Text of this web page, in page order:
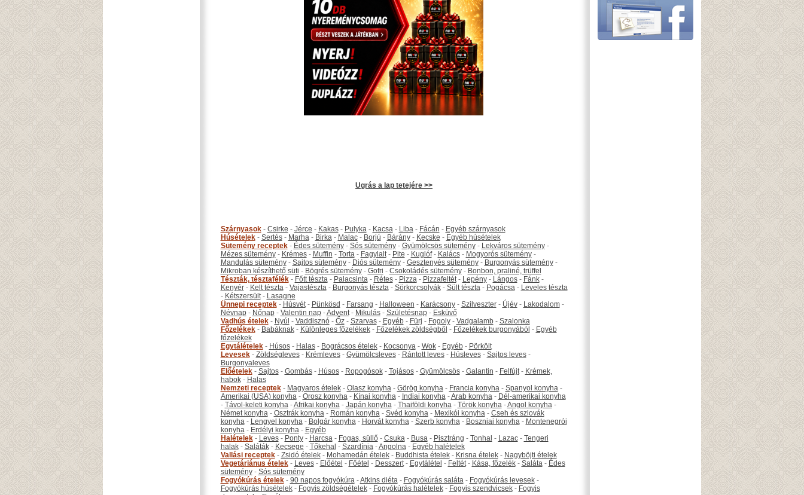
Ugrás a lap tetejére >>
Szárnyasok- Csirke - Jérce - Kakas- Pulyka- Kacsa- Liba- Fácán - Egyéb szárnyasok
Húsételek- Sertés- Marha- Birka- Malac- Borjú - Bárány- Kecske - Egyéb húsételek
Sütemény receptek- Édes sütemény- Sós sütemény- Gyümölcsös sütemény- Lekváros sütemény-
Mézes sütemény- Krémes- Muffin - Torta- Fagylalt- Pite - Kuglóf- Kalács- Mogyorós sütemény-
Mandulás sütemény- Sajtos sütemény- Diós sütemény- Gesztenyés sütemény- Burgonyás sütemény-
Mikroban készíthető süti - Bögrés sütemény- Gofri - Csokoládés sütemény- Bonbon, praliné, trüffel
Tészták, tésztafélék- Főtt tészta- Palacsinta- Rétes- Pizza- Pizzafeltét- Lepény- Lángos- Fánk-
Kenyér- Kelt tészta- Vajastészta- Burgonyás tészta- Sörkorcsolyák- Sült tészta- Pogácsa- Leveles tészta
- Kétszersült- Lasagne
Ünnepi receptek- Húsvét- Pünkösd - Farsang - Halloween - Karácsony- Szilveszter- Újév- Lakodalom-
Névnap- Nőnap- Valentin nap-Advent- Mikulás- Születésnap- Esküvő
Vadhús ételek- Nyúl - Vaddisznó- Őz- Szarvas- Egyéb- Fürj - Fogoly- Vadgalamb- Szalonka
Főzelékek- Babáknak- Különleges főzelékek- Főzelékek zöldségből - Főzelékek burgonyából - Egyéb
főzelékek
Egytálételek- Húsos- Halas- Bográcsos ételek- Kocsonya- Wok- Egyéb- Pörkölt
Levesek- Zöldségleves- Krémleves- Gyümölcsleves- Rántott leves- Húsleves- Sajtos leves-
Burgonyaleves
Előételek- Sajtos- Gombás- Húsos- Ropogósok- Tojásos- Gyümölcsös- Galantin - Felfújt- Krémek,
habok- Halas
Nemzeti receptek- Magyaros ételek- Olasz konyha- Görög konyha- Francia konyha- Spanyol konyha-
Amerikai (USA) konyha- Orosz konyha- Kínai konyha- Indiai konyha-Arab konyha- Dél-amerikai konyha
- Távol-keleti konyha-Afrikai konyha- Japán konyha- Thaiföldi konyha- Török konyha-Angol konyha-
Német konyha- Osztrák konyha- Román konyha- Svéd konyha- Mexikói konyha- Cseh és szlovák
konyha- Lengyel konyha- Bolgár konyha- Horvát konyha- Szerb konyha- Boszniai konyha- Montenegrói
konyha- Erdélyi konyha- Egyéb
Halételek- Leves- Ponty- Harcsa- Fogas, süllő- Csuka- Busa- Pisztráng - Tonhal - Lazac- Tengeri
halak- Saláták- Kecsege - Tőkehal - Szardínia-Angolna- Egyéb halételek
Vallási receptek- Zsidó ételek- Mohamedán ételek- Buddhista ételek- Krisna ételek- Nagyböjti ételek
Vegetáriánus ételek- Leves- Előétel - Főétel - Desszert- Egytálétel - Feltét- Kása, főzelék- Saláta- Édes
sütemény- Sós sütemény
Fogyókúrás ételek- 90 napos fogyókúra-Atkins diéta- Fogyókúrás saláta- Fogyókúrás levesek-
Fogyókúrás húsételek- Fogyis zöldségételek- Fogyókúrás halételek- Fogyis szendvicsek- Fogyis